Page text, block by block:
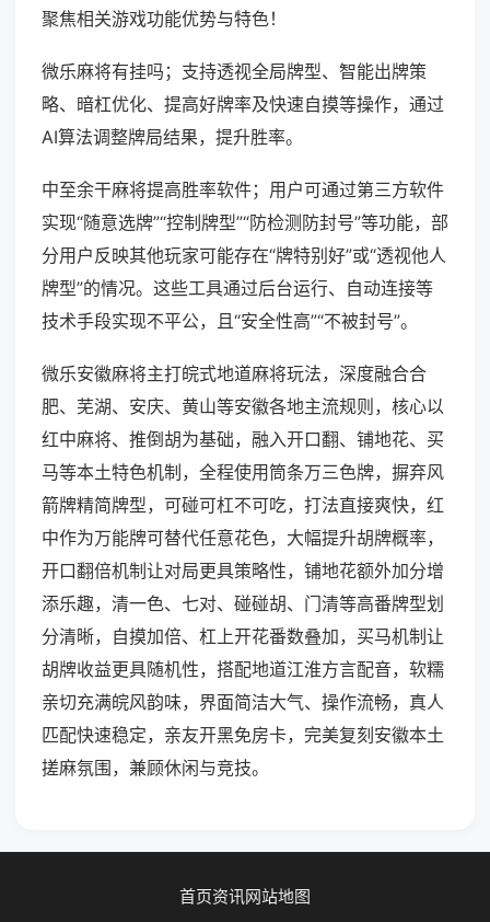
聚焦相关游戏功能优势与特色！
微乐麻将有挂吗；支持透视全局牌型、智能出牌策
略、暗杠优化、提高好牌率及快速自摸等操作，通过
AI算法调整牌局结果，提升胜率。
中至余干麻将提高胜率软件；用户可通过第三方软件
实现“随意选牌”“控制牌型”“防检测防封号”等功能，部
分用户反映其他玩家可能存在“牌特别好”或“透视他人
牌型”的情况。这些工具通过后台运行、自动连接等
技术手段实现不平公，且“安全性高”“不被封号”。
微乐安徽麻将主打皖式地道麻将玩法，深度融合合
肥、芜湖、安庆、黄山等安徽各地主流规则，核心以
红中麻将、推倒胡为基础，融入开口翻、铺地花、买
马等本土特色机制，全程使用筒条万三色牌，摒弃风
箭牌精简牌型，可碰可杠不可吃，打法直接爽快，红
中作为万能牌可替代任意花色，大幅提升胡牌概率，
开口翻倍机制让对局更具策略性，铺地花额外加分增
添乐趣，清一色、七对、碰碰胡、门清等高番牌型划
分清晰，自摸加倍、杠上开花番数叠加，买马机制让
胡牌收益更具随机性，搭配地道江淮方言配音，软糯
亲切充满皖风韵味，界面简洁大气、操作流畅，真人
匹配快速稳定，亲友开黑免房卡，完美复刻安徽本土
搓麻氛围，兼顾休闲与竞技。
首页资讯网站地图